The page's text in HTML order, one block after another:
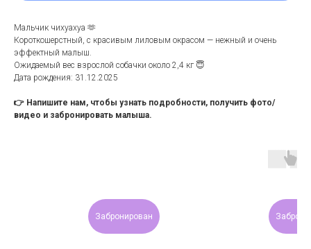
Мальчик чихуахуа 🫶
Короткошерстный, с красивым лиловым окрасом — нежный и очень
эффектный малыш.
Ожидаемый вес взрослой собачки около 2,4 кг 😇
Дата рождения: 31.12.2025
👉 Напишите нам, чтобы узнать подробности, получить фото/
видео и забронировать малыша.
Забронирован